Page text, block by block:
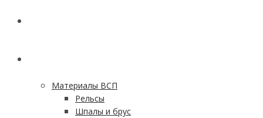
Материалы ВСП
Рельсы
Шпалы и брус